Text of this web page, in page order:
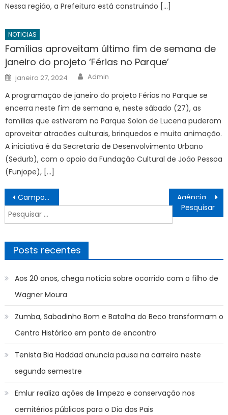
Nessa região, a Prefeitura está construindo […]
NOTICIAS
Famílias aproveitam último fim de semana de
janeiro do projeto ‘Férias no Parque’
Posted
on
janeiro 27, 2024 Author
Admin
A programação de janeiro do projeto Férias no Parque se
encerra neste fim de semana e, neste sábado (27), as
famílias que estiveram no Parque Solon de Lucena puderam
aproveitar atracões culturais, brinquedos e muita animação.
A iniciativa é da Secretaria de Desenvolvimento Urbano
(Sedurb), com o apoio da Fundação Cultural de João Pessoa
(Funjope), […]
Navegação
de
Post
Campo Grande recebe 1º Open de Capoeira e celebra o esporte como patrimônio cultural – CGNotícias
Pesquisar
por:
Posts recentes
Aos 20 anos, chega notícia sobre ocorrido com o filho de
Wagner Moura
Zumba, Sabadinho Bom e Batalha do Beco transformam o
Centro Histórico em ponto de encontro
Tenista Bia Haddad anuncia pausa na carreira neste
segundo semestre
Emlur realiza ações de limpeza e conservação nos
cemitérios públicos para o Dia dos Pais